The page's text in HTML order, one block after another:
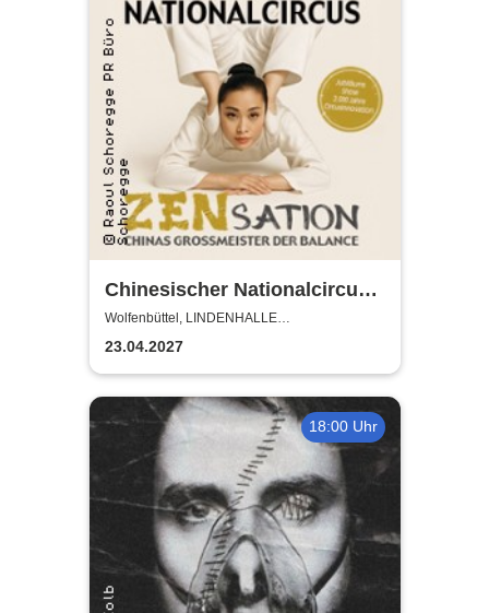
Chinesischer Nationalcircus -
ZENsation - Chinas
Grossmeister der Balance
Wolfenbüttel, LINDENHALLE
WOLFENBÜTTEL
23.04.2027
18:00 Uhr